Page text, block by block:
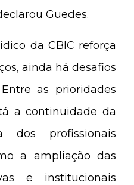
Guedes.
da CBIC reforça
ainda há desafios
as prioridades
a continuidade da
dos profissionais
a ampliação das
e institucionais